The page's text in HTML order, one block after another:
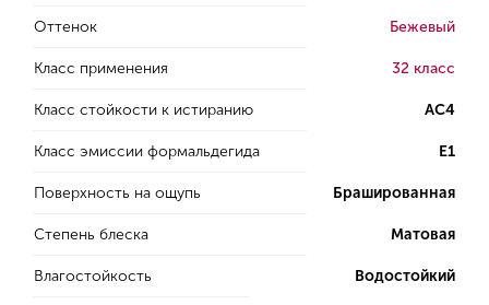
Оттенок Бежевый
Класс применения 32 класс
Класс стойкости к истиранию AC4
Класс эмиссии формальдегида E1
Поверхность на ощупь Брашированная
Степень блеска Матовая
Влагостойкость Водостойкий